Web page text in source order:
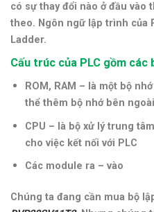
có sự thay đổi nào ở đầu vào
theo. Ngôn ngữ lập trình của
Ladder.
Cấu trúc của PLC gồm các
ROM, RAM – là một bộ
thể thêm bộ nhớ bên ngoài
CPU – là bộ xử lý trung
cho việc kết nối với PLC
Các module ra – vào
Chúng ta đang cần mua bộ